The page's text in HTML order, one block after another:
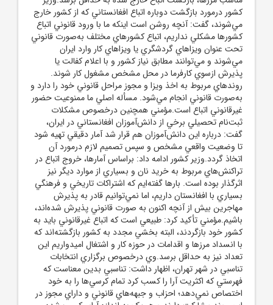
کشور درمورد بازگشت دوباره اتباع افغانستاني که از کشور خارج
مي‌شوند، گفت: آنچه روشن است اينکه ما با ورود قانوني اتباع
کشور‌ها مشکلي نداريم، اتباع کشور‌هاي مختلف به‌صورت قانوني
تحت عنوان ويزا‌هاي گردشگري يا ويزا‌هاي کار وارد ايران
مي‌شوند و مي‌توانند مطابق نياز کشور و با اعلام کفالت يا
پذيرش ازسوي کارفرما در محل مشخص مشغول کار شوند.
روند‌هاي مربوط به اخذ ويزا و مجوز مراحل قانوني خود را دارد و
به‌صورت قانوني انجام مي‌شود. مسأله اصلي ما ممنوعيت حضور
غيرقانوني اتباع است.مؤمني همچنين درخصوص مشکلات
ثبت‌نام تحصيلي برخي از دانش‌آموزان افغانستاني در ايران،
گفت: درباره اين دانش‌آموزان هم قرار شد آمار دقيقي تهيه شود
تا وضعيت واقعي مشخص و سپس تصميم لازم درمورد آن
اتخاذ گردد.وزير کشور ادامه داد: براساس آمارها، خروج اتباع در
تراکنش‌هاي مربوط به خريد نان و بسياري از موارد ديگر نيز
اثرگذار بوده است. بار‌ها گفته‌ايم که اشتراکات تاريخي و فرهنگي
بسياري با افغانستان داريم، اما نمي‌توانيم قادر به پذيرش
مهاجرين بيش از آنچه اکنون به صورت قانوني پذيرش شده‌اند،
باشيم.مؤمني تأکيد کرد: طبيعي است که اتباع غيرقانوني بايد به
کشور خود بازگردند، البته بخشي مجدد به کشور بازگشته‌اند که
با انسداد مرز‌ها و اقدامات در حوزه کار و اشتغال اميدواريم اين
تعداد نيز به حداقل برسد.وي درخصوص برگزاري انتخابات
تناسبي در شهر تهران، اظهار داشت: تناسبي بدين معناست که
فهرستي که اکثريت آرا را کسب کرد تمام کرسي‌ها را به خود
اختصاص نمي‌دهد؛ احزاب و جبهه‌هاي قانوني و داراي مجوز در